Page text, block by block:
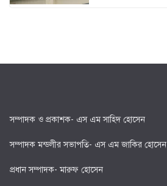
সম্পাদক ও প্রকাশক- এস এম সাহিদ হোসেন
সম্পাদক মন্ডলীর সভাপতি- এস এম জাকির হোসেন
প্রধান সম্পাদক- মারুফ হোসেন